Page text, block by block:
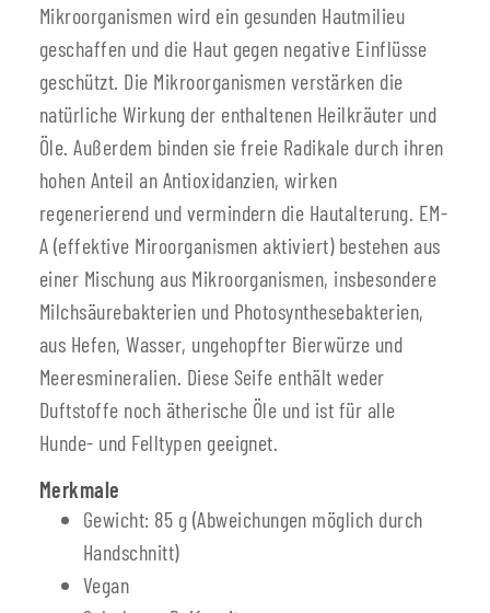
Mikroorganismen wird ein gesunden Hautmilieu
geschaffen und die Haut gegen negative Einflüsse
geschützt. Die Mikroorganismen verstärken die
natürliche Wirkung der enthaltenen Heilkräuter und
Öle. Außerdem binden sie freie Radikale durch ihren
hohen Anteil an Antioxidanzien, wirken
regenerierend und vermindern die Hautalterung. EM-
A (effektive Miroorganismen aktiviert) bestehen aus
einer Mischung aus Mikroorganismen, insbesondere
Milchsäurebakterien und Photosynthesebakterien,
aus Hefen, Wasser, ungehopfter Bierwürze und
Meeresmineralien. Diese Seife enthält weder
Duftstoffe noch ätherische Öle und ist für alle
Hunde- und Felltypen geeignet.
Merkmale
Gewicht: 85 g (Abweichungen möglich durch
Handschnitt)
Vegan